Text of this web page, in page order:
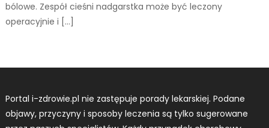
bólowe. Zespół cieśni nadgarstka może być leczony
operacyjnie i […]
Portal i-zdrowie.pl nie zastępuje porady lekarskiej. Podane
objawy, przyczyny i sposoby leczenia są tylko sugerowane